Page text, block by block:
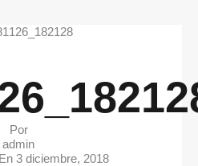
Por
admin
3 diciembre, 2018